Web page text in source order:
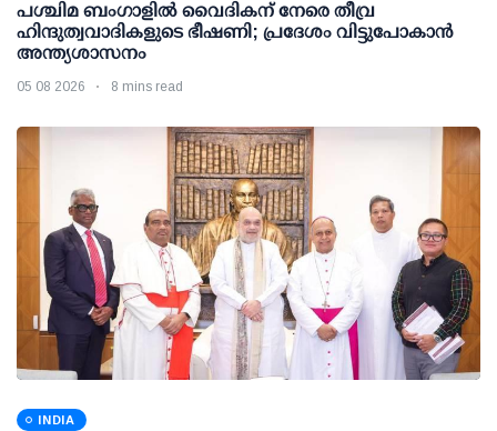
പശ്ചിമ ബംഗാളിൽ വൈദികന് നേരെ തീവ്ര
ഹിന്ദുത്വവാദികളുടെ ഭീഷണി; പ്രദേശം വിട്ടുപോകാൻ
അന്ത്യശാസനം
05 08 2026 8 mins read
INDIA